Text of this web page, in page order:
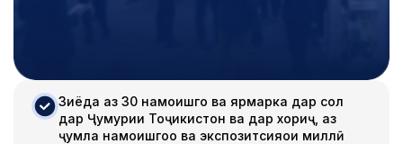
Зиёда аз 30 намоишгоҳ ва ярмарка дар сол
дар Ҷумҳурии Тоҷикистон ва дар хориҷ, аз
ҷумла намоишгоҳҳо ва экспозитсияҳои миллӣ